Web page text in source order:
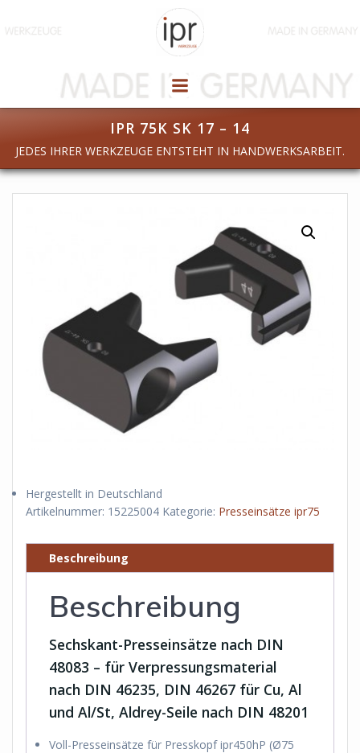
Inhalt
IPR 75K SK 17 – 14
JEDES IHRER WERKZEUGE ENTSTEHT IN HANDWERKSARBEIT.
Hergestellt in Deutschland
Artikelnummer: 15225004 Kategorie: Presseinsätze ipr75
Beschreibung
Beschreibung
Sechskant-Presseinsätze nach DIN
48083 – für Verpressungsmaterial
nach DIN 46235, DIN 46267 für Cu, Al
und Al/St, Aldrey-Seile nach DIN 48201
Voll-Presseinsätze für Presskopf ipr450hP (Ø75